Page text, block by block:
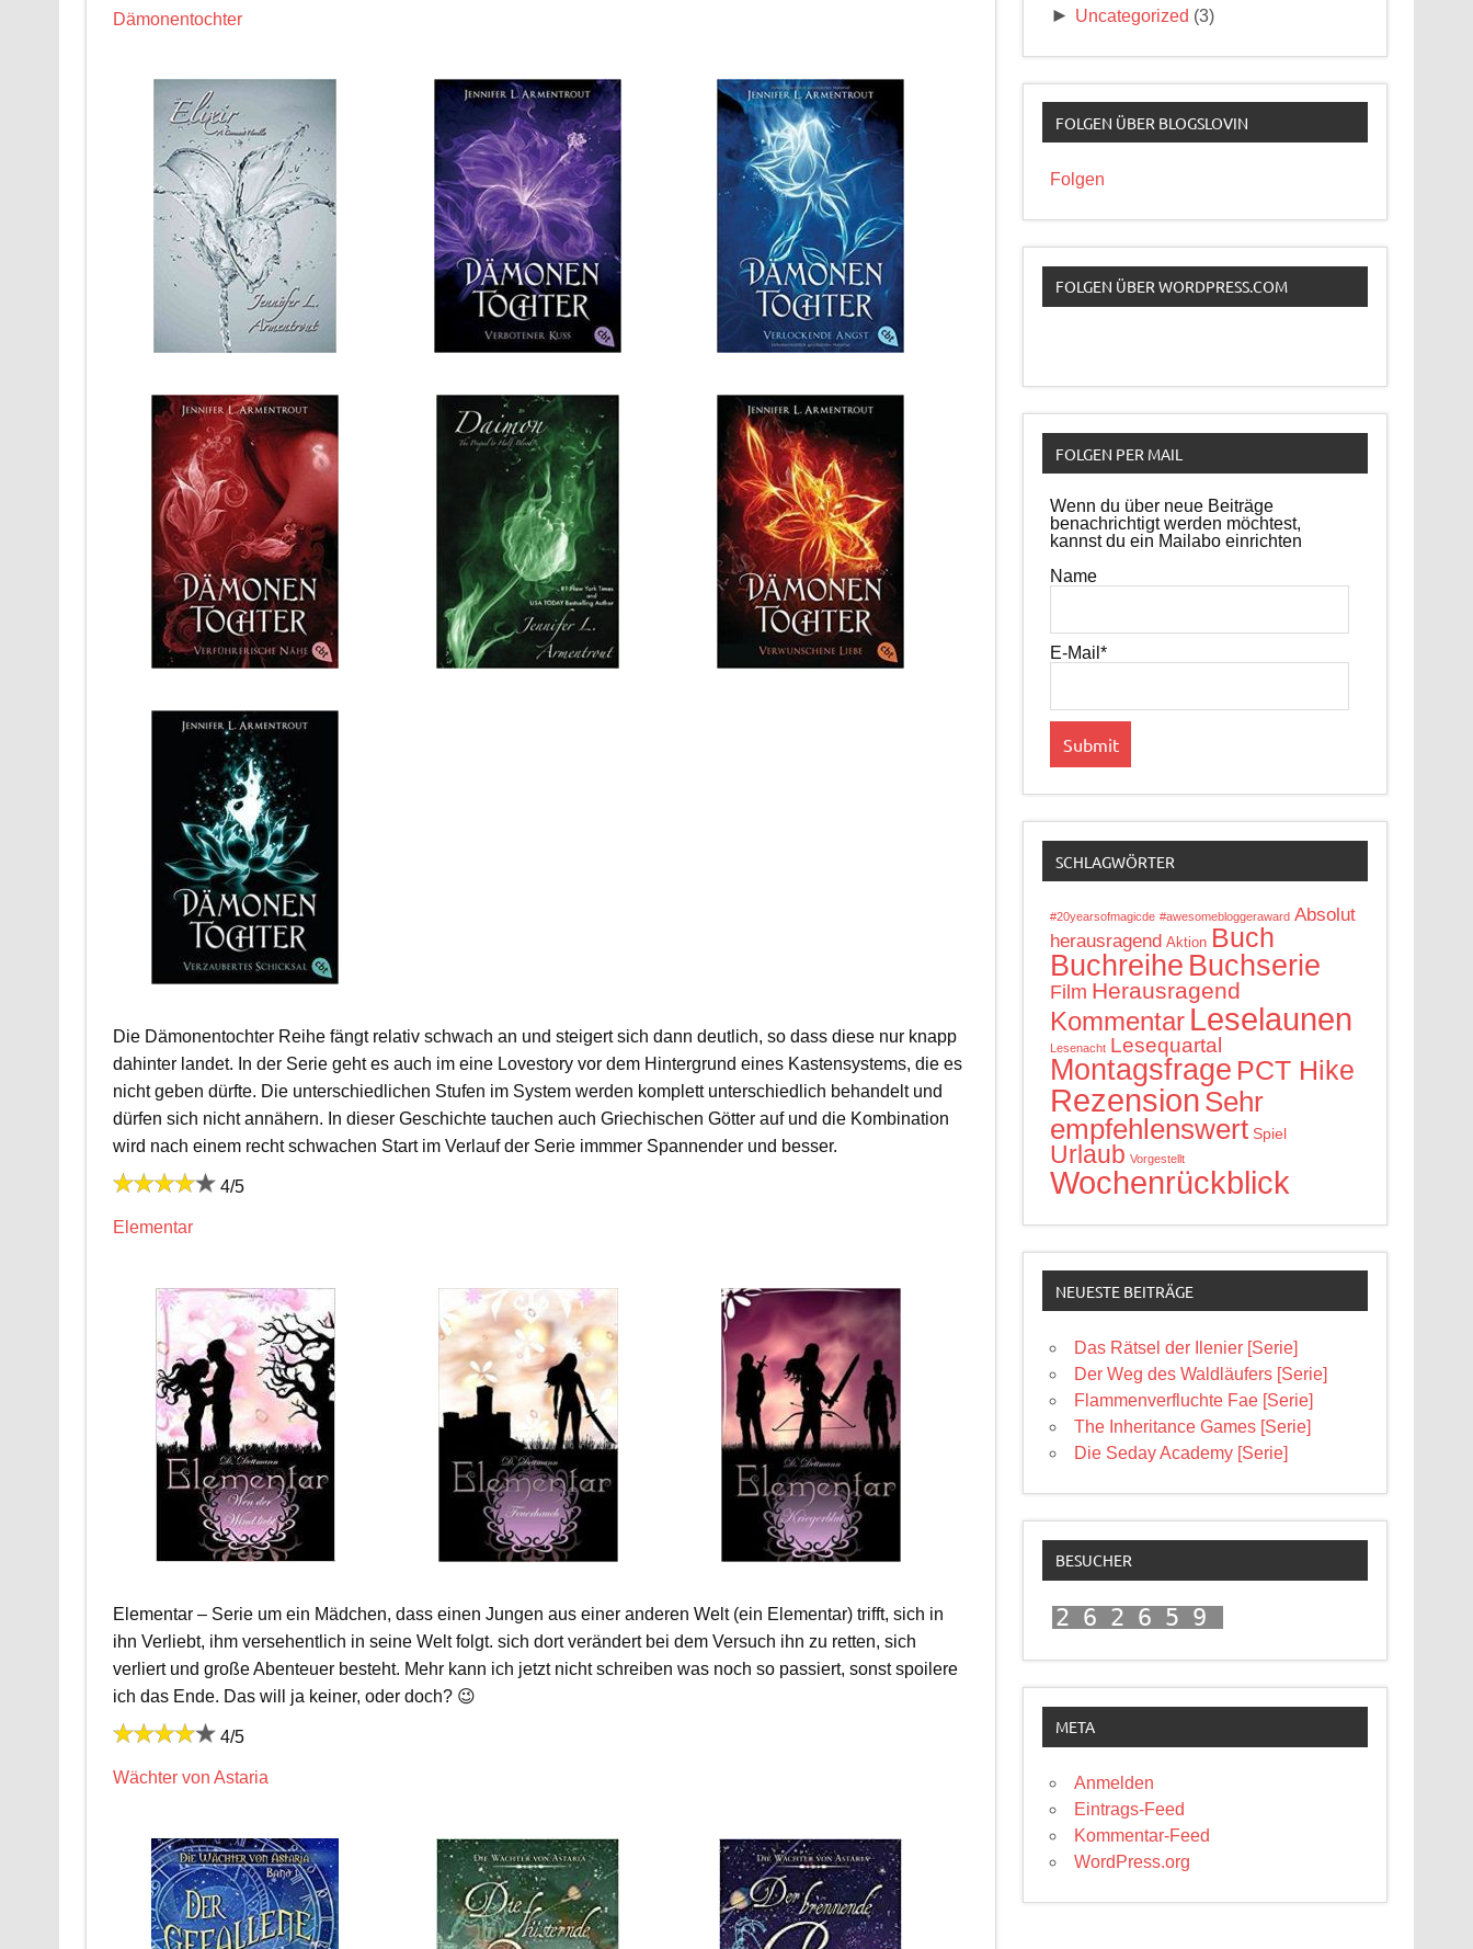
Dämonentochter
Die Dämonentochter Reihe fängt relativ schwach an und steigert sich dann deutlich, so dass diese nur knapp
dahinter landet. In der Serie geht es auch im eine Lovestory vor dem Hintergrund eines Kastensystems, die es
nicht geben dürfte. Die unterschiedlichen Stufen im System werden komplett unterschiedlich behandelt und
dürfen sich nicht annähern. In dieser Geschichte tauchen auch Griechischen Götter auf und die Kombination
wird nach einem recht schwachen Start im Verlauf der Serie immmer Spannender und besser.
4/5
Elementar
Elementar – Serie um ein Mädchen, dass einen Jungen aus einer anderen Welt (ein Elementar) trifft, sich in
ihn Verliebt, ihm versehentlich in seine Welt folgt. sich dort verändert bei dem Versuch ihn zu retten, sich
verliert und große Abenteuer besteht. Mehr kann ich jetzt nicht schreiben was noch so passiert, sonst spoilere
ich das Ende. Das will ja keiner, oder doch? 😉
4/5
Wächter von Astaria
► Uncategorized (3)
FOLGEN ÜBER BLOGSLOVIN
Folgen
FOLGEN ÜBER WORDPRESS.COM
FOLGEN PER MAIL
Wenn du über neue Beiträge
benachrichtigt werden möchtest,
kannst du ein Mailabo einrichten
Name
E-Mail*
SCHLAGWÖRTER
#20yearsofmagicde #awesomebloggeraward Absolut
herausragend Aktion Buch
Buchreihe Buchserie
Film Herausragend
Kommentar Leselaunen
Lesenacht Lesequartal
Montagsfrage PCT Hike
Rezension Sehr
empfehlenswert Spiel
Urlaub Vorgestellt
Wochenrückblick
NEUESTE BEITRÄGE
Das Rätsel der Ilenier [Serie]
Der Weg des Waldläufers [Serie]
Flammenverfluchte Fae [Serie]
The Inheritance Games [Serie]
Die Seday Academy [Serie]
BESUCHER
262659
META
Anmelden
Eintrags-Feed
Kommentar-Feed
WordPress.org